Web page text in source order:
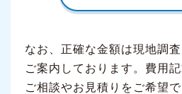
なお、正確な金額は現地調
ご案内しております。費用
ご相談やお見積りをご希望